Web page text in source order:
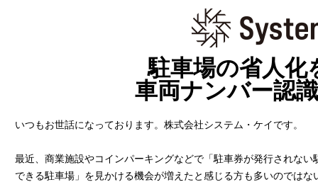
駐車場の省人化
車両ナンバー認
いつもお世話になっております。株式会社システム・ケイです。
最近、商業施設やコインパーキングなどで「駐車券が発行されな
できる駐車場」を見かける機会が増えたと感じる方も多いのではな